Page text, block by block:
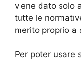
viene dato solo
tutte le
merito proprio a
Per poter usare